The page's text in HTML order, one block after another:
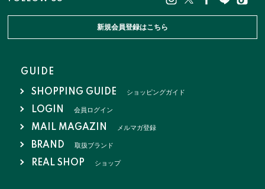
新規会員登録はこちら
GUIDE
SHOPPING GUIDE ショッピングガイド
LOGIN 会員ログイン
MAIL MAGAZIN メルマガ登録
BRAND 取扱ブランド
REAL SHOP ショップ